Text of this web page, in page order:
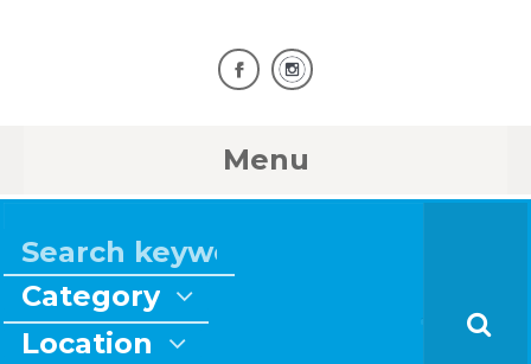
Menu
Category
Location